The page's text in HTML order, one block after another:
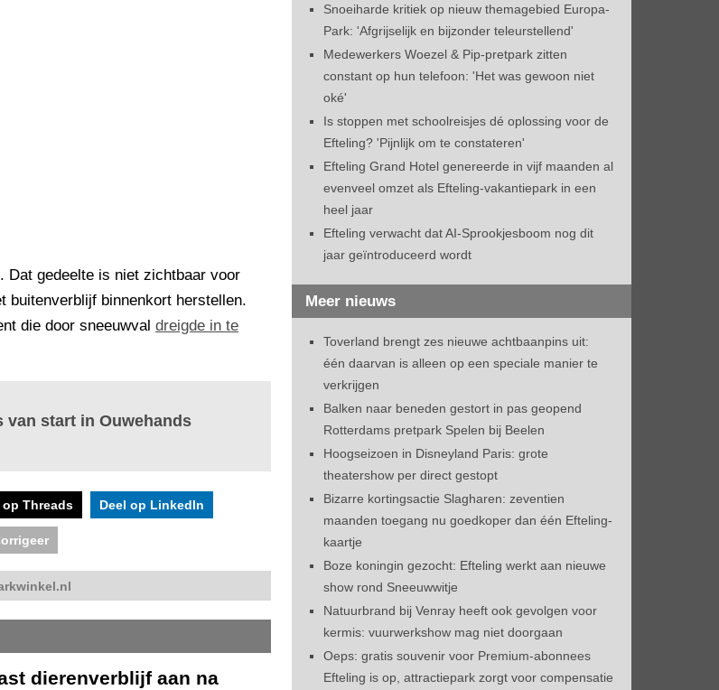
Dat gedeelte is niet zichtbaar voor
buitenverblijf binnenkort herstellen.
die door sneeuwval dreigde in te
start in Ouwehands
op Threads Deel op LinkedIn
dierenverblijf aan na
Snoeiharde kritiek op nieuw themagebied Europa-
Park: 'Afgrijselijk en bijzonder teleurstellend'
Medewerkers Woezel & Pip-pretpark zitten
constant op hun telefoon: 'Het was gewoon niet
oké'
Is stoppen met schoolreisjes dé oplossing voor de
Efteling? 'Pijnlijk om te constateren'
Efteling Grand Hotel genereerde in vijf maanden al
evenveel omzet als Efteling-vakantiepark in een
heel jaar
Efteling verwacht dat AI-Sprookjesboom nog dit
jaar geïntroduceerd wordt
Meer nieuws
Toverland brengt zes nieuwe achtbaanpins uit:
één daarvan is alleen op een speciale manier te
verkrijgen
Balken naar beneden gestort in pas geopend
Rotterdams pretpark Spelen bij Beelen
Hoogseizoen in Disneyland Paris: grote
theatershow per direct gestopt
Bizarre kortingsactie Slagharen: zeventien
maanden toegang nu goedkoper dan één Efteling-
kaartje
Boze koningin gezocht: Efteling werkt aan nieuwe
show rond Sneeuwwitje
Natuurbrand bij Venray heeft ook gevolgen voor
kermis: vuurwerkshow mag niet doorgaan
Oeps: gratis souvenir voor Premium-abonnees
Efteling is op, attractiepark zorgt voor compensatie